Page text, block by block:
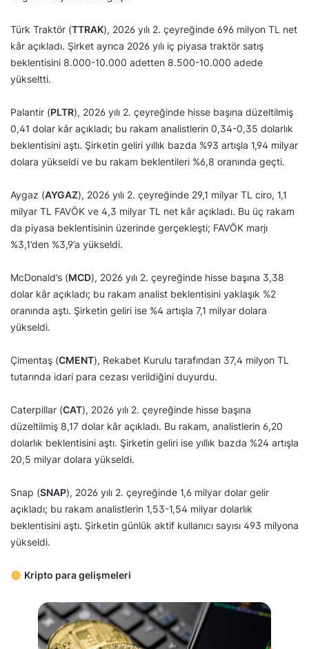
Türk Traktör (TTRAK), 2026 yılı 2. çeyreğinde 696 milyon TL net
kâr açıkladı. Şirket ayrıca 2026 yılı iç piyasa traktör satış
beklentisini 8.000-10.000 adetten 8.500-10.000 adede
yükseltti.
Palantir (PLTR), 2026 yılı 2. çeyreğinde hisse başına düzeltilmiş
0,41 dolar kâr açıkladı; bu rakam analistlerin 0,34-0,35 dolarlık
beklentisini aştı. Şirketin geliri yıllık bazda %93 artışla 1,94 milyar
dolara yükseldi ve bu rakam beklentileri %6,8 oranında geçti.
Aygaz (AYGAZ), 2026 yılı 2. çeyreğinde 29,1 milyar TL ciro, 1,1
milyar TL FAVÖK ve 4,3 milyar TL net kâr açıkladı. Bu üç rakam
da piyasa beklentisinin üzerinde gerçekleşti; FAVÖK marjı
%3,1’den %3,9’a yükseldi.
McDonald’s (MCD), 2026 yılı 2. çeyreğinde hisse başına 3,38
dolar kâr açıkladı; bu rakam analist beklentisini yaklaşık %2
oranında aştı. Şirketin geliri ise %4 artışla 7,1 milyar dolara
yükseldi.
Çimentaş (CMENT), Rekabet Kurulu tarafından 37,4 milyon TL
tutarında idari para cezası verildiğini duyurdu.
Caterpillar (CAT), 2026 yılı 2. çeyreğinde hisse başına
düzeltilmiş 8,17 dolar kâr açıkladı. Bu rakam, analistlerin 6,20
dolarlık beklentisini aştı. Şirketin geliri ise yıllık bazda %24 artışla
20,5 milyar dolara yükseldi.
Snap (SNAP), 2026 yılı 2. çeyreğinde 1,6 milyar dolar gelir
açıkladı; bu rakam analistlerin 1,53-1,54 milyar dolarlık
beklentisini aştı. Şirketin günlük aktif kullanıcı sayısı 493 milyona
yükseldi.
Kripto para gelişmeleri